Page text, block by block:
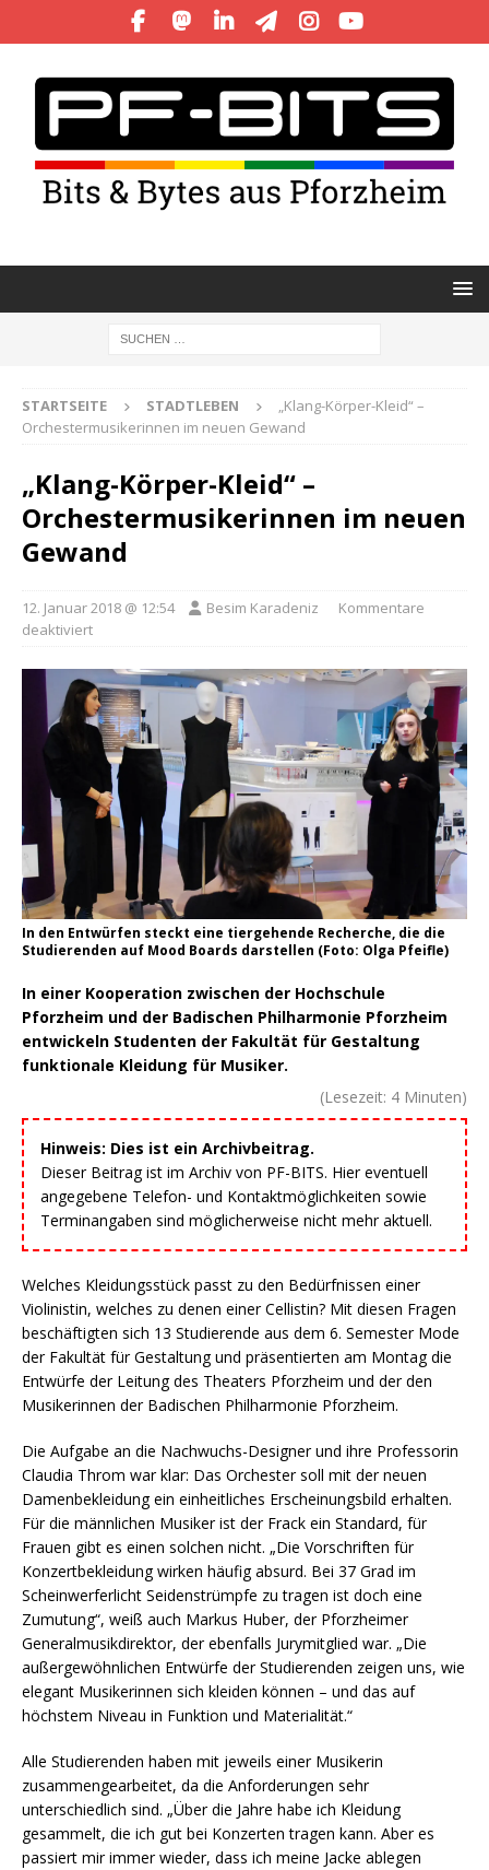
STARTSEITE STADTLEBEN
„Klang-Körper-Kleid“ –
Orchestermusikerinnen im neuen Gewand
„Klang-Körper-Kleid“ –
Orchestermusikerinnen im neuen
Gewand
12. Januar 2018 @ 12:54 Besim Karadeniz
Kommentare
deaktiviert
In den Entwürfen steckt eine tiergehende Recherche, die die
Studierenden auf Mood Boards darstellen (Foto: Olga Pfeifle)
In einer Kooperation zwischen der Hochschule
Pforzheim und der Badischen Philharmonie Pforzheim
entwickeln Studenten der Fakultät für Gestaltung
funktionale Kleidung für Musiker.
(Lesezeit: 4 Minuten)
Hinweis: Dies ist ein Archivbeitrag.
Dieser Beitrag ist im Archiv von PF-BITS. Hier eventuell
angegebene Telefon- und Kontaktmöglichkeiten sowie
Terminangaben sind möglicherweise nicht mehr aktuell.
Welches Kleidungsstück passt zu den Bedürfnissen einer
Violinistin, welches zu denen einer Cellistin? Mit diesen Fragen
beschäftigten sich 13 Studierende aus dem 6. Semester Mode
der Fakultät für Gestaltung und präsentierten am Montag die
Entwürfe der Leitung des Theaters Pforzheim und der den
Musikerinnen der Badischen Philharmonie Pforzheim.
Die Aufgabe an die Nachwuchs-Designer und ihre Professorin
Claudia Throm war klar: Das Orchester soll mit der neuen
Damenbekleidung ein einheitliches Erscheinungsbild erhalten.
Für die männlichen Musiker ist der Frack ein Standard, für
Frauen gibt es einen solchen nicht. „Die Vorschriften für
Konzertbekleidung wirken häufig absurd. Bei 37 Grad im
Scheinwerferlicht Seidenstrümpfe zu tragen ist doch eine
Zumutung“, weiß auch Markus Huber, der Pforzheimer
Generalmusikdirektor, der ebenfalls Jurymitglied war. „Die
außergewöhnlichen Entwürfe der Studierenden zeigen uns, wie
elegant Musikerinnen sich kleiden können – und das auf
höchstem Niveau in Funktion und Materialität.“
Alle Studierenden haben mit jeweils einer Musikerin
zusammengearbeitet, da die Anforderungen sehr
unterschiedlich sind. „Über die Jahre habe ich Kleidung
gesammelt, die ich gut bei Konzerten tragen kann. Aber es
passiert mir immer wieder, dass ich meine Jacke ablegen